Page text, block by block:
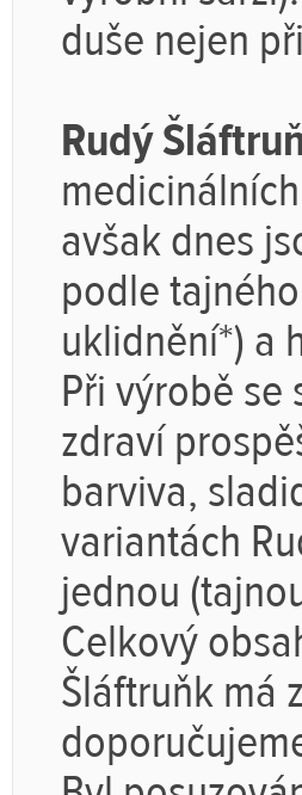
duše nejen
Rudý
avšak dnes
podle
uklidnění*) a
Při výrobě
zdraví
barviva,
variantách
jednou
Celkový
Šláftruňk má